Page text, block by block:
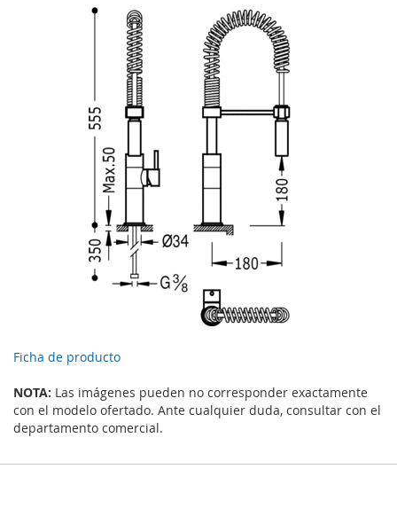
Ficha de producto
NOTA: Las imágenes pueden no corresponder exactamente
con el modelo ofertado. Ante cualquier duda, consultar con el
departamento comercial.